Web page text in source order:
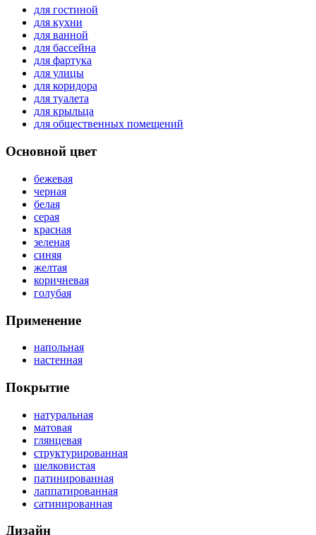
для гостиной
для кухни
для ванной
для бассейна
для фартука
для улицы
для коридора
для туалета
для крыльца
для общественных помещений
Основной цвет
бежевая
черная
белая
серая
красная
зеленая
синяя
желтая
коричневая
голубая
Применение
напольная
настенная
Покрытие
натуральная
матовая
глянцевая
структурированная
шелковистая
патинированная
лаппатированная
сатинированная
Дизайн